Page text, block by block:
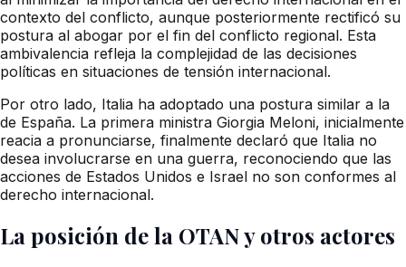
contexto del conflicto, aunque posteriormente rectificó su
postura al abogar por el fin del conflicto regional. Esta
ambivalencia refleja la complejidad de las decisiones
políticas en situaciones de tensión internacional.
Por otro lado, Italia ha adoptado una postura similar a la
de España. La primera ministra Giorgia Meloni, inicialmente
reacia a pronunciarse, finalmente declaró que Italia no
desea involucrarse en una guerra, reconociendo que las
acciones de Estados Unidos e Israel no son conformes al
derecho internacional.
La posición de la OTAN y otros actores